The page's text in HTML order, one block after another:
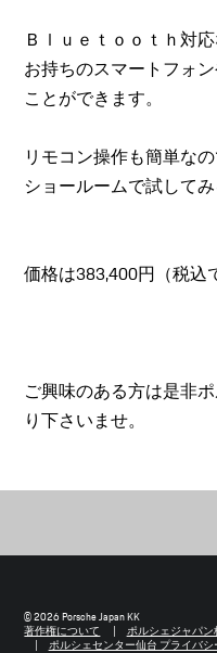
Ｂｌｕｅｔｏｏｔｈ対
お持ちのスマートフォ
ことができます。
リモコン操作も簡単な
ショールームで試して
価格は383,400円（税込
ご興味のある方は是非
り下さいませ。
© 2026 Porsche Japan KK
著作権について
ポルシェジャパ
ポルシェセンター仙台 プライバシ